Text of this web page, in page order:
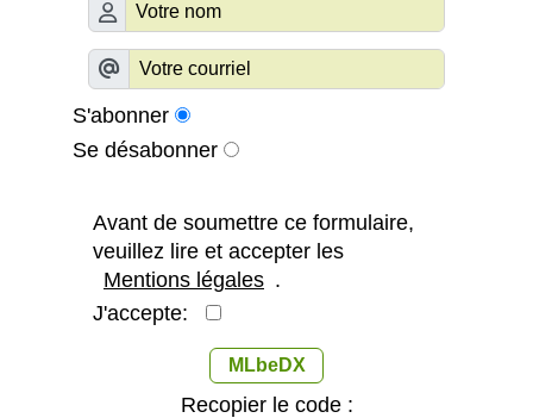
S'abonner
Se désabonner
Avant de soumettre ce formulaire,
veuillez lire et accepter les
Mentions légales .
J'accepte:
MLbeDX
Recopier le code :